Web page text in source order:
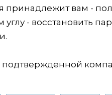
принадлежит вам -
- восстановить